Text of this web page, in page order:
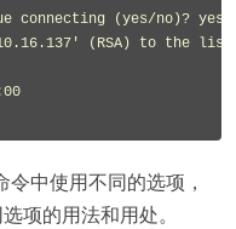
connecting (yes/no)? yes
(RSA) to the
中使用不同的选项，
项的用法和用处。